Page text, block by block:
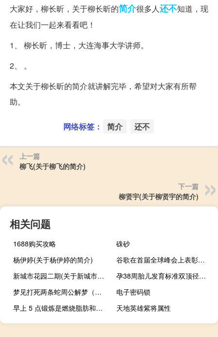
大家好，柳长昕，关于柳长昕的简介很多人还不知道，现
在让我们一起来看看吧！
1、 柳长昕，博士，大连海事大学讲师。
2、 。
本文关于柳长昕的简介就讲解完毕，希望对大家有所帮
助。
网络标签： 简介 还不
上一篇
柳飞(关于柳飞的简介)
下一篇
柳贤宇(关于柳贤宇的简介)
相关问题
1688购买攻略
硃砂
杨伊婷(关于杨伊婷的简介)
谷歌在首届全球峰会上表彰关键云合作伙伴
新城市花园二期(关于新城市花园二期的简介)
孕38周胎儿发育标准双顶径（孕38周胎儿发育标准）
梦见打死两条蛇周公解梦（梦见打死两条蛇）
电子密码锁
早上 5 点锻炼是燃烧脂肪和减肥的热门趋势
天地英雄紫将属性